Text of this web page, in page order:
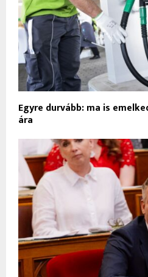
Egyre durvább: ma is
ára